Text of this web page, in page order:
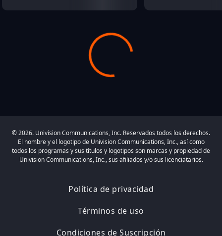
© 2026. Univision Communications, Inc. Reservados todos los derechos.
El nombre y el logotipo de Univision Communications, Inc., así como
todos los programas y sus títulos y logotipos son marcas y propiedad de
Univision Communications, Inc., sus afiliados y/o sus licenciatarios.
Política de privacidad
Términos de uso
Condiciones de Suscripción